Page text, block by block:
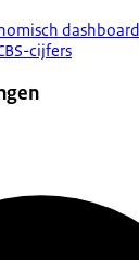
dashboard
cijfers